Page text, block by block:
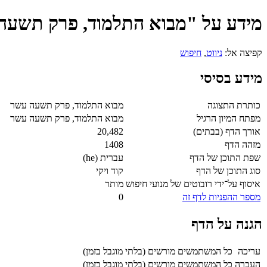
מידע על "מבוא התלמוד, פרק
קפיצה אל: ניווט, חיפוש
מידע בסיסי
כותרת התצוגה
מבוא התלמוד, פרק תשעה עשר
מפתח המיון הרגיל
מבוא התלמוד, פרק תשעה עשר
אורך הדף (בבתים)
20,482
מזהה הדף
1408
שפת התוכן של הדף
עברית (he)
סוג התוכן של הדף
קוד ויקי
איסוף על־ידי רובוטים של מנועי חיפוש מותר
מספר ההפניות לדף זה
0
הגנה על הדף
עריכה כל המשתמשים מורשים (בלתי מוגבל בזמן)
העברה כל המשתמשים מורשים (בלתי מוגבל בזמן)